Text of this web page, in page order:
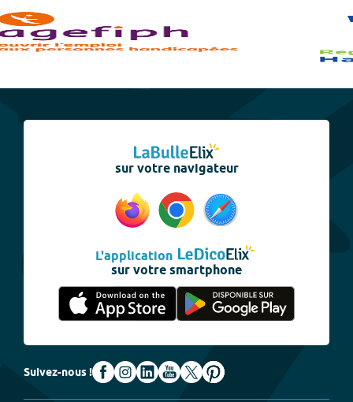
sur votre navigateur
L'application
sur votre smartphone
Suivez-nous !